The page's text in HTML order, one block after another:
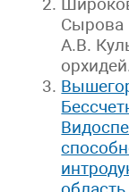
Сырова
А.В.